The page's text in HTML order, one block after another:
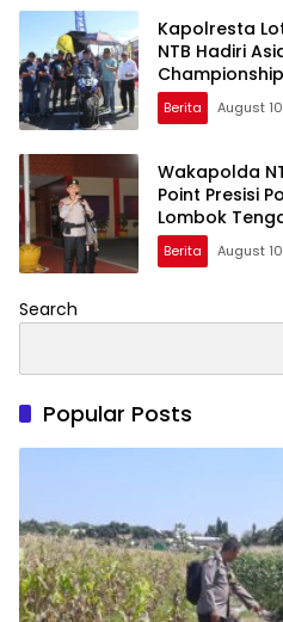
Kapolresta
NTB Hadiri
Berita August
Wakapolda
Point Presisi
Lombok
Berita August
Search
Popular Posts